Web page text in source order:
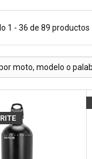
1 - 36 de 89 productos